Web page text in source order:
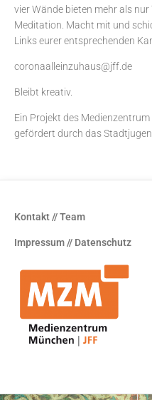
vier Wände bieten mehr als
Meditation. Macht mit und
Links eurer entsprechenden
coronaalleinzuhaus@jff.de
Bleibt kreativ.
Ein Projekt des
gefördert durch das
Kontakt // Team
Impressum // Datenschutz